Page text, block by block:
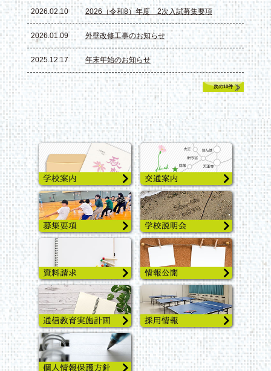
2026.02.10
2026（令和8）年度 2次入試募集要項
2026.01.09 外壁改修工事のお知らせ
2025.12.17 年末年始のお知らせ
次の10件